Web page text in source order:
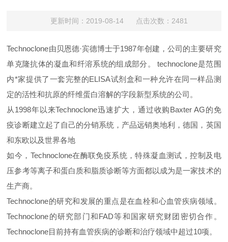
更新时间：2019-08-14 点击次数：2481
Technoclone由贝恩德·宾德博士于1987年创建，公司的主要研究
单克隆抗体的凝血和纤溶系统的组成部分。 technoclone是范围
内*家提供了一套完整的ELISA试剂盒和一种允许在同一样品测
定的活性和抗原的纤维蛋白溶解的字段新型系统的公司。
从1998年以来Technoclone迅速扩大，通过收购Baxter AG的免
疫诊断建立起了自己的分销系统，产品远销奥地利，德国，英国
和东欧以及世界各地
如今，Technoclone在酶联免疫系统，特殊凝血测试，控制及电
压参考等离子和蛋白质和脂质诊断等方面都以成为是一家技术的
生产商。
Technoclone的研究和发展的重点是在血栓和心血管疾病领域。
Technoclone的研究部门和FAD等和国家研究财团密切合作。
Technoclone目前持有血管疾病的诊断和治疗领域中超过10项。